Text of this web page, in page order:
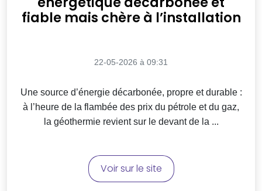
fiable mais chère à l’installation
22-05-2026 à 09:31
Une source d’énergie décarbonée, propre et durable :
à l’heure de la flambée des prix du pétrole et du gaz,
la géothermie revient sur le devant de la ...
Voir sur le site